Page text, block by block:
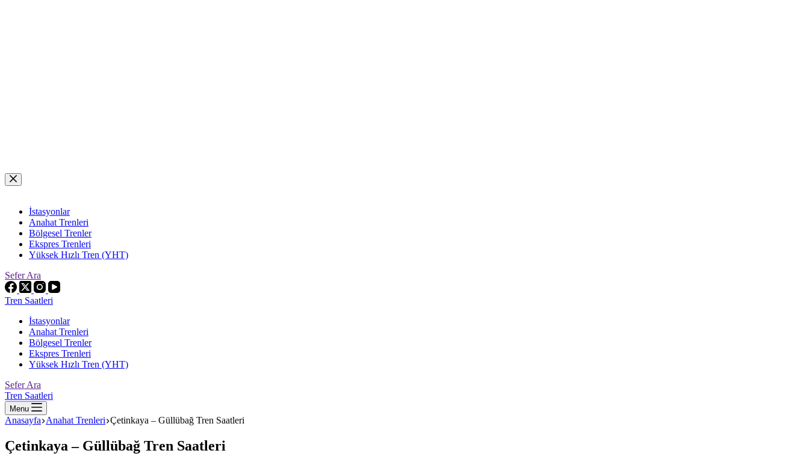
Skip
to
İstasyonlar
Anahat Trenleri
Bölgesel Trenler
Ekspres Trenleri
Yüksek Hızlı Tren (YHT)
Sefer Ara
Tren Saatleri
İstasyonlar
Anahat Trenleri
Bölgesel Trenler
Ekspres Trenleri
Yüksek Hızlı Tren (YHT)
Sefer Ara
Tren Saatleri
Menu
Anasayfa Anahat Trenleri Çetinkaya – Güllübağ Tren Saatleri
Çetinkaya – Güllübağ Tren Saatleri